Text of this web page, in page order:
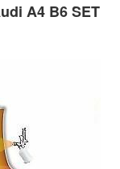
A4 B6 SET